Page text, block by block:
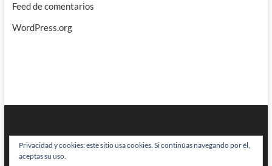
Feed de comentarios
WordPress.org
Privacidad y cookies: este sitio usa cookies. Si continúas navegando por él,
aceptas su uso.